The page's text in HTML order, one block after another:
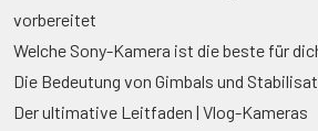
vorbereitet
Welche Sony-Kamera ist die beste für
Die Bedeutung von Gimbals und
Der ultimative Leitfaden | Vlog-Kameras